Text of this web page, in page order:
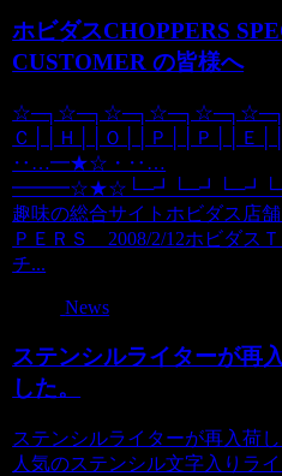
ホビダスCHOPPERS
CUSTOMER の皆様へ
Ｃ││Ｈ││Ｏ││Ｐ││Ｐ││Ｅ││
‥…━★☆・‥…
趣味の総合サイトホビダス店
ＰＥＲＳ 2008/2/12ホビダス
チ...
News
ステンシルライターが再
した。
ステンシルライターが再入荷し
人気のステンシル文字入りラ